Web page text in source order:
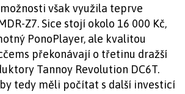
však využila teprve
Z7. Sice stojí okolo 16 000 Kč,
PonoPlayer, ale kvalitou
překonávají o třetinu dražší
Tannoy Revolution DC6T.
tedy měli počítat s další investicí